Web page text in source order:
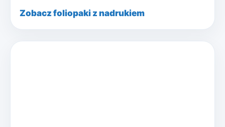
Zobacz foliopaki z nadrukiem